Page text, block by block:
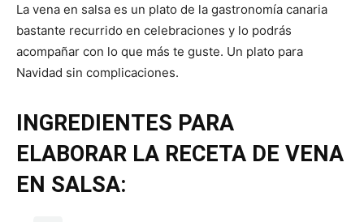
La vena en salsa es un plato de la gastronomía canaria
bastante recurrido en celebraciones y lo podrás
acompañar con lo que más te guste. Un plato para
Navidad sin complicaciones.
INGREDIENTES PARA
ELABORAR LA RECETA DE VENA
EN SALSA: